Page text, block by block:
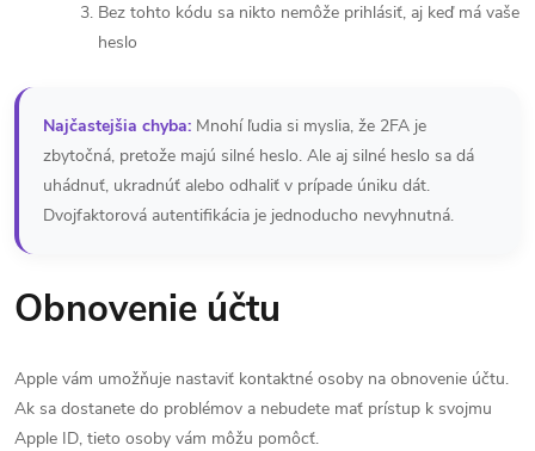
Bez tohto kódu sa nikto nemôže prihlásiť, aj keď má vaše
heslo
Najčastejšia chyba: Mnohí ľudia si myslia, že 2FA je
zbytočná, pretože majú silné heslo. Ale aj silné heslo sa dá
uhádnuť, ukradnúť alebo odhaliť v prípade úniku dát.
Dvojfaktorová autentifikácia je jednoducho nevyhnutná.
Obnovenie účtu
Apple vám umožňuje nastaviť kontaktné osoby na obnovenie účtu.
Ak sa dostanete do problémov a nebudete mať prístup k svojmu
Apple ID, tieto osoby vám môžu pomôcť.